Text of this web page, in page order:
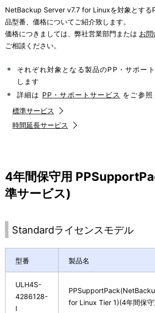
置
を
表
て
い
。
ビ
ゲ
ー
シ
ン
NetBackup Server v7.7 for Linuxを対象とする
品型番、価格についてご紹介致します。
価格につきましては、弊社営業部門または お問
ご相談ください。
それぞれ対象となる製品のPP・サポー
します
詳細は PP・サポートサービス をご参照
標準サービス
時間延長サービス
4年間保守用
準サービス)
Standardライセンスモデル
型番 製品名
ULH4S-
4286128-
I
for Linux Tier 1)(4年間保守